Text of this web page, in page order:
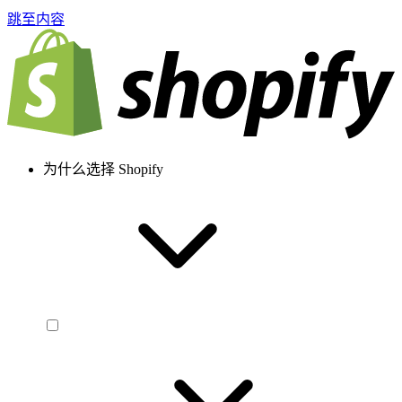
跳至内容
为什么选择 Shopify